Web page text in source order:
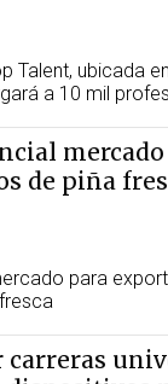
Talent, ubicada
a 10 mil
de piña
para
carreras